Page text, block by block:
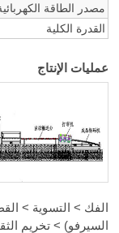
مصدر الطاقة
القدرة الكلية
عمليات الإنتاج
الفك > التسوية >
السيرفو) > تخريم